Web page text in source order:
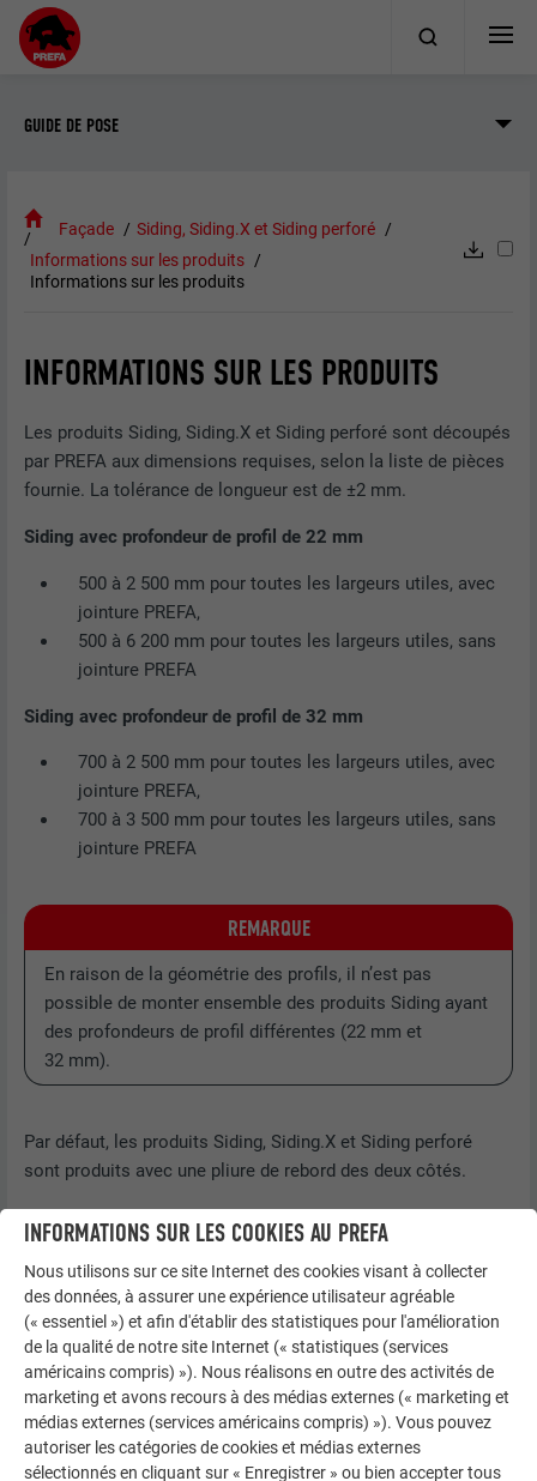
GUIDE DE POSE
Façade
Siding, Siding.X et Siding perforé
Informations sur les produits
Informations sur les produits
INFORMATIONS SUR LES PRODUITS
Les produits Siding, Siding.X et Siding perforé sont découpés
par PREFA aux dimensions requises, selon la liste de pièces
fournie. La tolérance de longueur est de ±2 mm.
Siding avec profondeur de profil de 22 mm
500 à 2 500 mm pour toutes les largeurs utiles, avec
jointure PREFA,
500 à 6 200 mm pour toutes les largeurs utiles, sans
jointure PREFA
Siding avec profondeur de profil de 32 mm
700 à 2 500 mm pour toutes les largeurs utiles, avec
jointure PREFA,
700 à 3 500 mm pour toutes les largeurs utiles, sans
jointure PREFA
REMARQUE
En raison de la géométrie des profils, il n’est pas
possible de monter ensemble des produits Siding ayant
des profondeurs de profil différentes (22 mm et
32 mm).
Par défaut, les produits Siding, Siding.X et Siding perforé
sont produits avec une pliure de rebord des deux côtés.
Siding.X et Siding perforé est de :
11 mm pour une profondeur de profil de 22 mm
20 mm pour une profondeur de profil de 32 mm
INFORMATIONS SUR LES COOKIES AU PREFA
Nous utilisons sur ce site Internet des cookies visant à collecter
des données, à assurer une expérience utilisateur agréable
(« essentiel ») et afin d'établir des statistiques pour l'amélioration
de la qualité de notre site Internet (« statistiques (services
américains compris) »). Nous réalisons en outre des activités de
marketing et avons recours à des médias externes (« marketing et
médias externes (services américains compris) »). Vous pouvez
autoriser les catégories de cookies et médias externes
sélectionnés en cliquant sur « Enregistrer » ou bien accepter tous